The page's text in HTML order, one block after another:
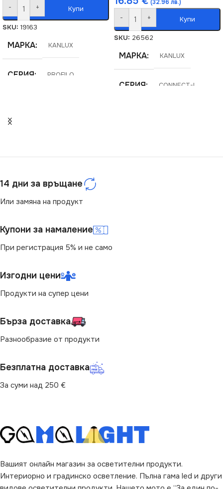
- + Купи
SKU: 19163
МАРКА KANLUX
СЕРИЯ PROFILO
(32.96 лв.)
- + Купи
SKU: 26562
МАРКА KANLUX
СЕРИЯ CONNECT-L
14 дни за връщане
Или замяна на продукт
Купони за намаление
При регистрация 5% и не само
Изгодни цени
Продукти на супер цени
Бърза доставка
Разнообразие от продукти
Безплатна доставка
За суми над 250 €
Вашият онлайн магазин за осветителни продукти.
Интериорно и градинско осветление. Пълна гама led и други